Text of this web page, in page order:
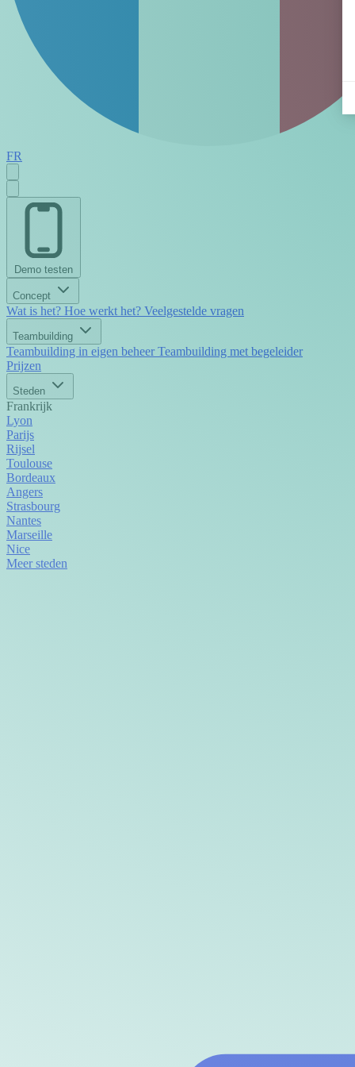
FR
Demo testen
Concept
Wat is het? Hoe werkt het? Veelgestelde vragen
Teambuilding
Teambuilding in eigen beheer Teambuilding met begeleider
Prijzen
Steden
Frankrijk
Lyon
Parijs
Rijsel
Toulouse
Bordeaux
Angers
Strasbourg
Nantes
Marseille
Nice
Meer steden